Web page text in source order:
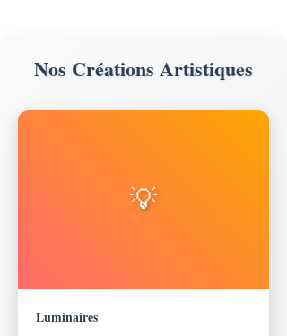
Nos Créations Artistiques
💡
Luminaires